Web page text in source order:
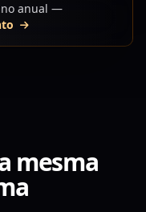
anual —
mesma